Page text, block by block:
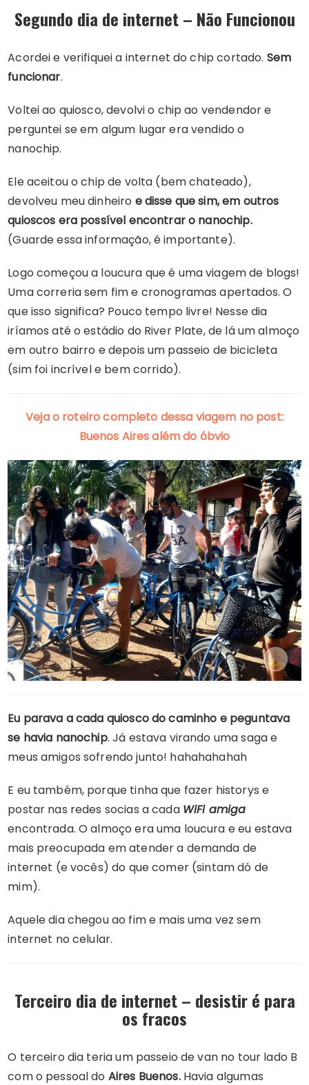
Segundo dia de internet – Não Funcionou
Acordei e verifiquei a internet do chip cortado. Sem
funcionar.
Voltei ao quiosco, devolvi o chip ao vendendor e
perguntei se em algum lugar era vendido o
nanochip.
Ele aceitou o chip de volta (bem chateado),
devolveu meu dinheiro e disse que sim, em outros
quioscos era possível encontrar o nanochip.
(Guarde essa informação, é importante).
Logo começou a loucura que é uma viagem de blogs!
Uma correria sem fim e cronogramas apertados. O
que isso significa? Pouco tempo livre! Nesse dia
iríamos até o estádio do River Plate, de lá um almoço
em outro bairro e depois um passeio de bicicleta
(sim foi incrível e bem corrido).
Veja o roteiro completo dessa viagem no post:
Buenos Aires além do óbvio
Eu parava a cada quiosco do caminho e peguntava
se havia nanochip. Já estava virando uma saga e
meus amigos sofrendo junto! hahahahahah
E eu também, porque tinha que fazer historys e
postar nas redes socias a cada WiFi amiga
encontrada. O almoço era uma loucura e eu estava
mais preocupada em atender a demanda de
internet (e vocês) do que comer (sintam dó de
mim).
Aquele dia chegou ao fim e mais uma vez sem
internet no celular.
Terceiro dia de internet – desistir é para
os fracos
O terceiro dia teria um passeio de van no tour lado B
com o pessoal do Aires Buenos. Havia algumas